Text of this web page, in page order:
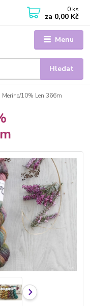
Menu
Hledat
0 ks
za 0,00 Kč
10% Len 366m